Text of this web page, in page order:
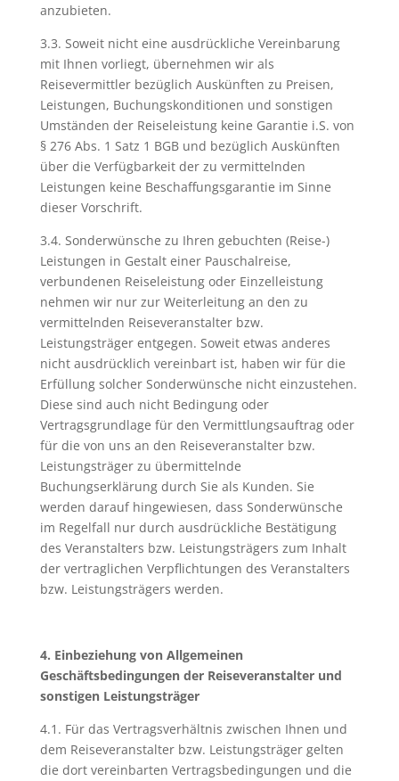
anzubieten.
3.3. Soweit nicht eine ausdrückliche Vereinbarung
mit Ihnen vorliegt, übernehmen wir als
Reisevermittler bezüglich Auskünften zu Preisen,
Leistungen, Buchungskonditionen und sonstigen
Umständen der Reiseleistung keine Garantie i.S. von
§ 276 Abs. 1 Satz 1 BGB und bezüglich Auskünften
über die Verfügbarkeit der zu vermittelnden
Leistungen keine Beschaffungsgarantie im Sinne
dieser Vorschrift.
3.4. Sonderwünsche zu Ihren gebuchten (Reise-)
Leistungen in Gestalt einer Pauschalreise,
verbundenen Reiseleistung oder Einzelleistung
nehmen wir nur zur Weiterleitung an den zu
vermittelnden Reiseveranstalter bzw.
Leistungsträger entgegen. Soweit etwas anderes
nicht ausdrücklich vereinbart ist, haben wir für die
Erfüllung solcher Sonderwünsche nicht einzustehen.
Diese sind auch nicht Bedingung oder
Vertragsgrundlage für den Vermittlungsauftrag oder
für die von uns an den Reiseveranstalter bzw.
Leistungsträger zu übermittelnde
Buchungserklärung durch Sie als Kunden. Sie
werden darauf hingewiesen, dass Sonderwünsche
im Regelfall nur durch ausdrückliche Bestätigung
des Veranstalters bzw. Leistungsträgers zum Inhalt
der vertraglichen Verpflichtungen des Veranstalters
bzw. Leistungsträgers werden.
4. Einbeziehung von Allgemeinen
Geschäftsbedingungen der Reiseveranstalter und
sonstigen Leistungsträger
4.1. Für das Vertragsverhältnis zwischen Ihnen und
dem Reiseveranstalter bzw. Leistungsträger gelten
die dort vereinbarten Vertragsbedingungen und die